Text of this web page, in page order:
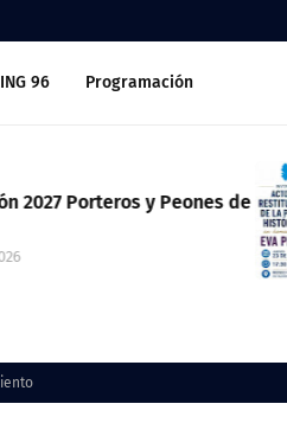
96 Programación
y Peones de